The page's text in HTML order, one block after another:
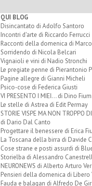
QUI BLOG
Disincantato di Adolfo Santoro
Incontri d'arte di Riccardo Ferrucci
Racconti della domenica di
Sorridendo di Nicola Belcari
Vignaioli e vini di Nadio Stronchi
Le pregiate penne di Pierantonio
Pagine allegre di Gianni Micheli
Psico-cose di Federica Giusti
VI PRESENTO I MIEI... di Dino
Le stelle di Astrea di Edit Permay
STORIE VISPE MA NON TROPPO
di Dario Dal Canto
Progettare il benessere di Erica
La Toscana della birra di Davide
Cose strane e posti assurdi di
Storielba di Alessandro
NEURONEWS di Alberto Arturo
Pensieri della domenica di Libero
Fauda e balagan di Alfredo De